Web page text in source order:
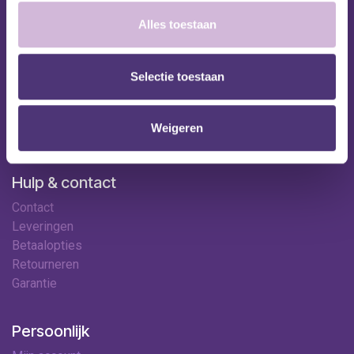
Alles toestaan
Selectie toestaan
Weigeren
Huren
Ledenkorting
Hulp & contact
Contact
Leveringen
Betaalopties
Retourneren
Garantie
Persoonlijk